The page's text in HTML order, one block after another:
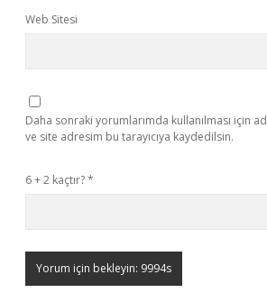
Web Sitesi
Daha sonraki yorumlarımda kullanılması için
ve site adresim bu tarayıcıya kaydedilsin.
6 + 2 kaçtır?*